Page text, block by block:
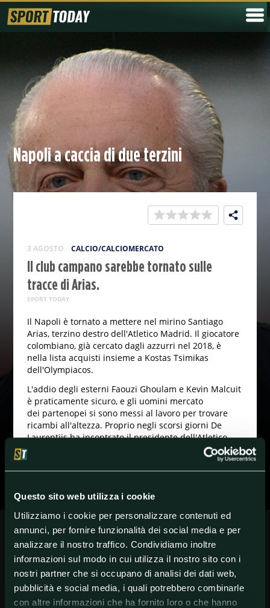
Questo sito web utilizza i cookie
Utilizziamo i cookie per personalizzare contenuti ed
annunci, per fornire funzionalità dei social media e per
analizzare il nostro traffico. Condividiamo inoltre
informazioni sul modo in cui utilizza il nostro sito con i
nostri partner che si occupano di analisi dei dati web,
pubblicità e social media, i quali potrebbero combinarle
con altre informazioni che ha fornito loro o che hanno
Napoli a caccia di due terzini
3 AGOSTO CALCIO/CALCIOMERCATO
Il club campano sarebbe tornato sulle
tracce di Arias.
SPORT TODAY
Il Napoli è tornato a mettere nel mirino Santiago
Arias, terzino destro dell'Atletico Madrid. Il giocatore
colombiano, già cercato dagli azzurri nel 2018, è
nella lista acquisti insieme a Kostas Tsimikas
dell'Olympiacos.
L'addio degli esterni Faouzi Ghoulam e Kevin Malcuit
è praticamente sicuro, e gli uomini mercato
dei partenopei si sono messi al lavoro per trovare
ricambi all'altezza. Proprio negli scorsi giorni De
Laurentiis ha incontrato il presidente dell'Atletico
Enrique Cerezo.
#Napoli #SerieA